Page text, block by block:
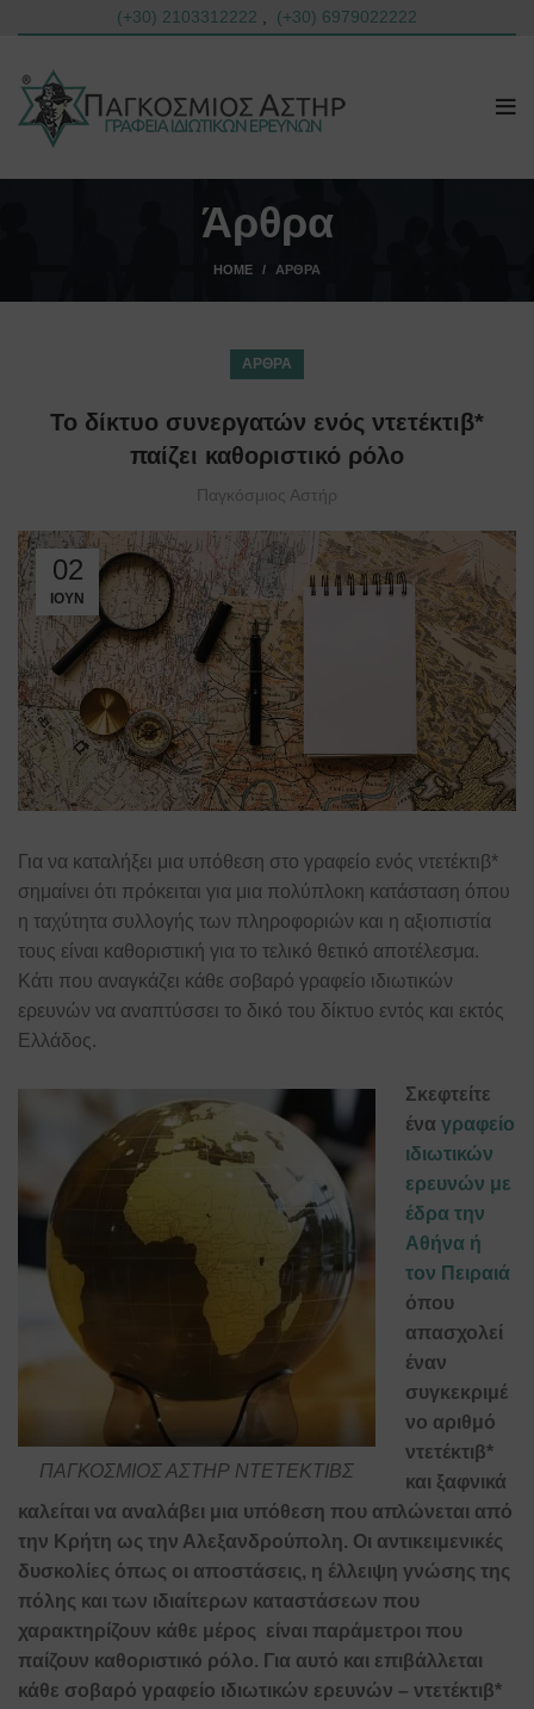
(+30) 2103312222 (+30) 6979022222
Άρθρα
HOME ΆΡΘΡΑ
ΆΡΘΡΑ
Το δίκτυο συνεργατών ενός ντετέκτιβ*
παίζει καθοριστικό ρόλο
Παγκόσμιος Αστήρ
02
ΙΟΎΝ
Για να καταλήξει μια υπόθεση στο γραφείο ενός ντετέκτιβ*
σημαίνει ότι πρόκειται για μια πολύπλοκη κατάσταση όπου
η ταχύτητα συλλογής των πληροφοριών και η αξιοπιστία
τους είναι καθοριστική για το τελικό θετικό αποτέλεσμα.
Κάτι που αναγκάζει κάθε σοβαρό γραφείο ιδιωτικών
ερευνών να αναπτύσσει το δικό του δίκτυο εντός και εκτός
Ελλάδος.
ΠΑΓΚΟΣΜΙΟΣ ΑΣΤΗΡ ΝΤΕΤΕΚΤΙΒΣ
Σκεφτείτε
ένα γραφείο
ιδιωτικών
ερευνών με
έδρα την
Αθήνα ή
τον Πειραιά
όπου
απασχολεί
έναν
συγκεκριμέ
νο αριθμό
ντετέκτιβ*
και ξαφνικά
καλείται να αναλάβει μια υπόθεση που απλώνεται από
την Κρήτη ως την Αλεξανδρούπολη. Οι αντικειμενικές
δυσκολίες όπως οι αποστάσεις, η έλλειψη γνώσης της
πόλης και των ιδιαίτερων καταστάσεων που
χαρακτηρίζουν κάθε μέρος είναι παράμετροι που
παίζουν καθοριστικό ρόλο. Για αυτό και επιβάλλεται
κάθε σοβαρό γραφείο ιδιωτικών ερευνών – ντετέκτιβ*